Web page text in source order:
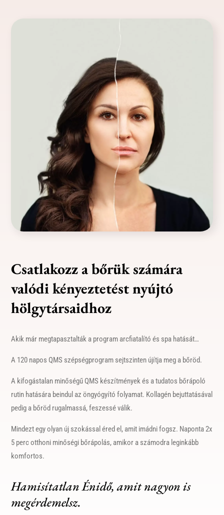
Csatlakozz a bőrük számára
valódi kényeztetést nyújtó
hölgytársaidhoz
Akik már megtapasztalták a program arcfiatalító és spa hatását…
A 120 napos QMS szépségprogram sejtszinten újítja meg a bőröd.
A kifogástalan minőségű QMS készítmények és a tudatos bőrápoló
rutin hatására beindul az öngyógyító folyamat. Kollagén bejuttatásával
pedig a bőröd rugalmassá, feszessé válik.
Mindezt egy olyan új szokással éred el, amit imádni fogsz. Naponta 2x
5 perc otthoni minőségi bőrápolás, amikor a számodra leginkább
komfortos.
Hamisítatlan Énidő, amit nagyon is
megérdemelsz.